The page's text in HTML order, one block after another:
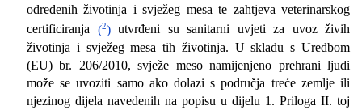
određenih životinja i svježeg mesa te zahtjeva veterinarskog
certificiranja (2)utvrđeni su sanitarni uvjeti za uvoz živih
životinja i svježeg mesa tih životinja. U skladu s Uredbom
(EU) br. 206/2010, svježe meso namijenjeno prehrani ljudi
može se uvoziti samo ako dolazi s područja treće zemlje ili
njezinog dijela navedenih na popisu u dijelu 1. Priloga II. toj